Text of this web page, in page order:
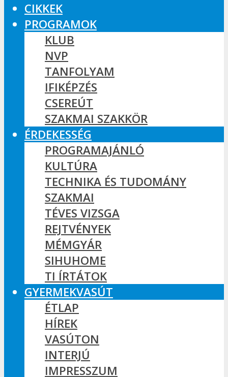
CIKKEK
PROGRAMOK
KLUB
NVP
TANFOLYAM
IFIKÉPZÉS
CSEREÚT
SZAKMAI SZAKKÖR
ÉRDEKESSÉG
PROGRAMAJÁNLÓ
KULTÚRA
TECHNIKA ÉS TUDOMÁNY
SZAKMAI
TÉVES VIZSGA
REJTVÉNYEK
MÉMGYÁR
SIHUHOME
TI ÍRTÁTOK
GYERMEKVASÚT
ÉTLAP
HÍREK
VASÚTON
INTERJÚ
IMPRESSZUM